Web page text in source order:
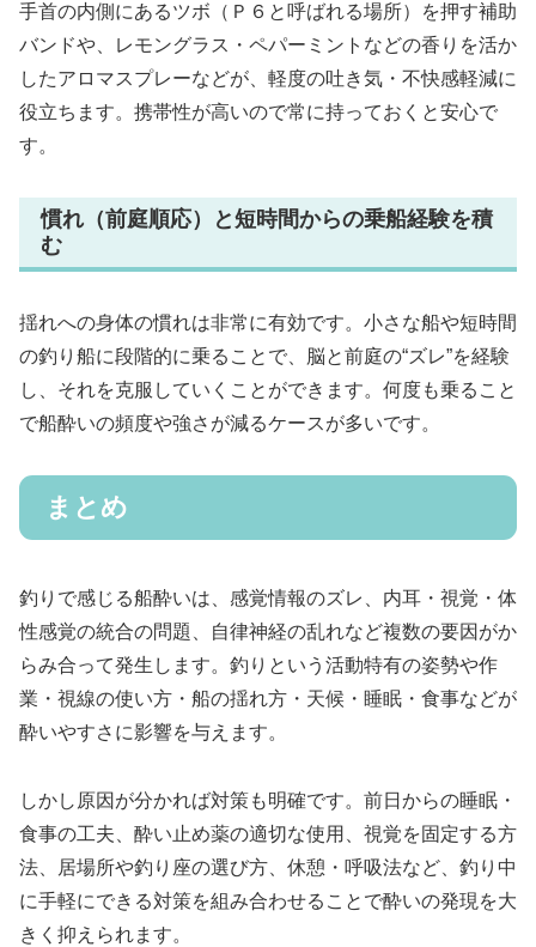
手首の内側にあるツボ（Ｐ６と呼ばれる場所）を押す補助
バンドや、レモングラス・ペパーミントなどの香りを活か
したアロマスプレーなどが、軽度の吐き気・不快感軽減に
役立ちます。携帯性が高いので常に持っておくと安心で
す。
慣れ（前庭順応）と短時間からの乗船経験を積
む
揺れへの身体の慣れは非常に有効です。小さな船や短時間
の釣り船に段階的に乗ることで、脳と前庭の“ズレ”を経験
し、それを克服していくことができます。何度も乗ること
で船酔いの頻度や強さが減るケースが多いです。
まとめ
釣りで感じる船酔いは、感覚情報のズレ、内耳・視覚・体
性感覚の統合の問題、自律神経の乱れなど複数の要因がか
らみ合って発生します。釣りという活動特有の姿勢や作
業・視線の使い方・船の揺れ方・天候・睡眠・食事などが
酔いやすさに影響を与えます。
しかし原因が分かれば対策も明確です。前日からの睡眠・
食事の工夫、酔い止め薬の適切な使用、視覚を固定する方
法、居場所や釣り座の選び方、休憩・呼吸法など、釣り中
に手軽にできる対策を組み合わせることで酔いの発現を大
きく抑えられます。